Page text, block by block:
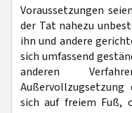
Voraussetzungen
der Tat nahezu
ihn und andere
sich umfassend
anderen
sich auf freiem Fuß,